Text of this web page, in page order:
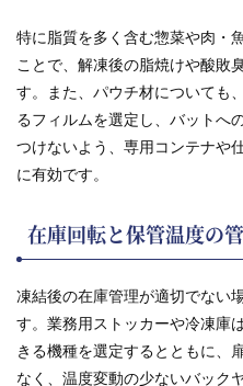
特に脂質を多く含む惣菜や肉・
ことで、解凍後の脂焼けや酸敗
す。また、パウチ材についても
るフィルムを選定し、バットへ
つけないよう、専用コンテナや
に有効です。
在庫回転と保管温度の
凍結後の在庫管理が適切でない
す。業務用ストッカーや冷凍
きる機種を選定するとともに、
なく、温度変動の少ないバック